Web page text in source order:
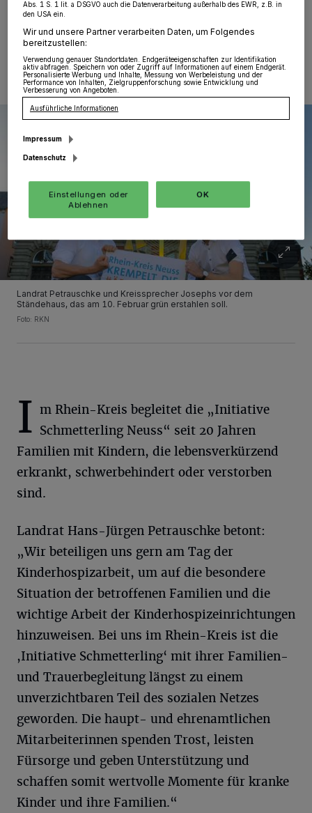
07.02.2022 , 16:00 Uhr
Landrat Petrauschke und Kreissprecher Josephs vor dem
Ständehaus, das am 10. Februar grün erstahlen soll.
Foto: RKN
I m Rhein-Kreis begleitet die „Initiative
Schmetterling Neuss“ seit 20 Jahren
Familien mit Kindern, die lebensverkürzend
erkrankt, schwerbehindert oder verstorben
sind.
Landrat Hans-Jürgen Petrauschke betont:
„Wir beteiligen uns gern am Tag der
Kinderhospizarbeit, um auf die besondere
Situation der betroffenen Familien und die
wichtige Arbeit der Kinderhospizeinrichtungen
hinzuweisen. Bei uns im Rhein-Kreis ist die
,Initiative Schmetterling‘ mit ihrer Familien-
und Trauerbegleitung längst zu einem
unverzichtbaren Teil des sozialen Netzes
geworden. Die haupt- und ehrenamtlichen
Mitarbeiterinnen spenden Trost, leisten
Fürsorge und geben Unterstützung und
schaffen somit wertvolle Momente für kranke
Kinder und ihre Familien.“
Abs. 1 S. 1 lit. a DSGVO auch die Datenverarbeitung außerhalb des EWR, z.B. in
den USA ein.
Wir und unsere Partner verarbeiten Daten, um Folgendes
bereitzustellen:
Verwendung genauer Standortdaten. Endgeräteeigenschaften zur Identifikation
aktiv abfragen. Speichern von oder Zugriff auf Informationen auf einem Endgerät.
Personalisierte Werbung und Inhalte, Messung von Werbeleistung und der
Performance von Inhalten, Zielgruppenforschung sowie Entwicklung und
Verbesserung von Angeboten.
Ausführliche Informationen
Impressum
Datenschutz
Einstellungen oder
Ablehnen
OK